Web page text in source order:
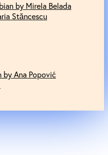
by Mirela Belada
Stăncescu
by Ana Popović